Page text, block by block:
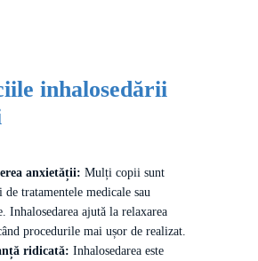
inhalosedării
anxietății: Mulți copii sunt
de tratamentele medicale sau
Inhalosedarea ajută la relaxarea
procedurile mai ușor de realizat.
ridicată: Inhalosedarea este